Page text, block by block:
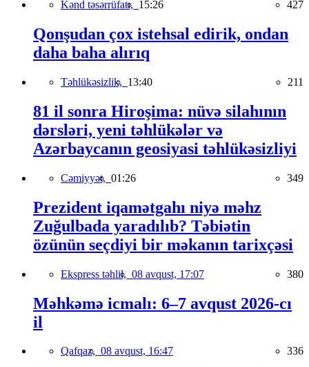
Kənd təsərrüfatı, 15:26 427
Qonşudan çox istehsal edirik, ondan
daha baha alırıq
Təhlükəsizlik, 13:40 211
81 il sonra Hiroşima: nüvə silahının
dərsləri, yeni təhlükələr və
Azərbaycanın geosiyasi təhlükəsizliyi
Cəmiyyət, 01:26 349
Prezident iqamətgahı niyə məhz
Zuğulbada yaradılıb? Təbiətin
özünün seçdiyi bir məkanın tarixçəsi
Ekspress təhlil, 08 avqust, 17:07 380
Məhkəmə icmalı: 6–7 avqust 2026-cı
il
Qafqaz, 08 avqust, 16:47 336